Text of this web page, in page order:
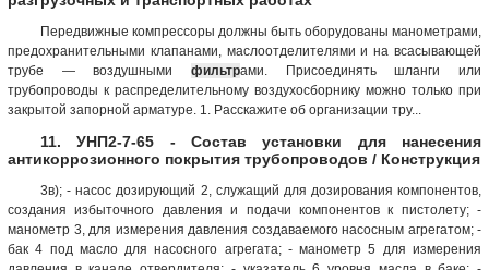
Передвижные компрессоры должны быть оборудованы манометрами,
предохранительными клапанами, маслоотделителями и на всасывающей
трубе — воздушными фильтрами. Присоединять шланги или
трубопроводы к распределительному воздухосборнику можно только при
закрытой запорной арматуре. 1. Расскажите об организации тру...
11. УНП2-7-65 - Состав установки для нанесения
антикоррозионного покрытия трубопроводов / Конструкция
3в); - насос дозирующий 2, служащий для дозирования компонентов,
создания избыточного давления и подачи компонентов к пистолету; -
манометр 3, для измерения давления создаваемого насосным агрегатом; -
бак 4 под масло для насосного агрегата; - манометр 5 для измерения